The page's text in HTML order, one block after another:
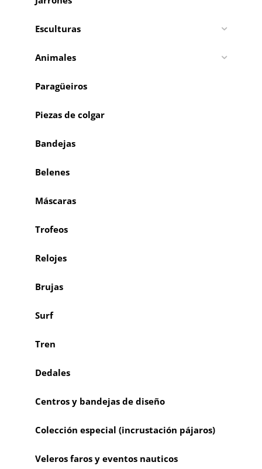
Esculturas
Animales
Paragüeiros
Piezas de colgar
Bandejas
Belenes
Máscaras
Trofeos
Relojes
Brujas
Surf
Tren
Dedales
Centros y bandejas de diseño
Colección especial (incrustación pájaros)
Veleros faros y eventos nauticos